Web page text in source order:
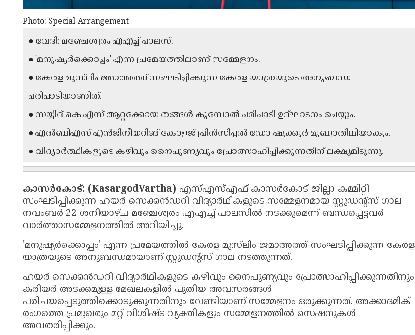
Photo: Special Arrangement
● വേദി: മഞ്ചേശ്വരം എഎച്ച് പാലസ്.
● 'മനുഷ്യർക്കൊപ്പം' എന്ന പ്രമേയത്തിലാണ് സമ്മേളനം.
● കേരള മുസ്‌ലിം ജമാഅത്ത് സംഘടിപ്പിക്കുന്ന കേരള യാത്രയുടെ അനുബന്ധ
പരിപാടിയാണിത്.
● സയ്യിദ് കെ എസ് ആറ്റക്കോയ തങ്ങൾ കുമ്പോൽ പരിപാടി ഉദ്ഘാടനം ചെയ്യും.
● എൽബിഎസ് എൻജിനീയറിങ് കോളജ് പ്രിൻസിപ്പൽ ഡോ ഷുക്കൂർ മുഖ്യാതിഥിയാകും.
● വിദ്യാർത്ഥികളുടെ കഴിവും നൈപുണ്യവും പ്രോത്സാഹിപ്പിക്കുന്നതിന് ലക്ഷ്യമിടുന്നു.
കാസർകോട്: (KasargodVartha) എസ്എസ്എഫ് കാസർകോട് ജില്ലാ കമ്മിറ്റി
സംഘടിപ്പിക്കുന്ന ഹയർ സെക്കൻഡറി വിദ്യാർഥികളുടെ സമ്മേളനമായ സ്റ്റുഡന്റ്‌സ് ഗാല
നവംബർ 22 ശനിയാഴ്ച മഞ്ചേശ്വരം എഎച്ച് പാലസിൽ നടക്കുമെന്ന് ബന്ധപ്പെട്ടവർ
വാർത്താസമ്മേളനത്തിൽ അറിയിച്ചു.
'മനുഷ്യർക്കൊപ്പം' എന്ന പ്രമേയത്തിൽ കേരള മുസ്‌ലിം ജമാഅത്ത് സംഘടിപ്പിക്കുന്ന കേരള
യാത്രയുടെ അനുബന്ധമായാണ് സ്റ്റുഡന്റ്‌സ് ഗാല നടത്തുന്നത്.
ഹയർ സെക്കൻഡറി വിദ്യാർഥികളുടെ കഴിവും നൈപുണ്യവും പ്രോത്സാഹിപ്പിക്കുന്നതിനും
കരിയർ അടക്കമുള്ള മേഖലകളിൽ പുതിയ അവസരങ്ങൾ
പരിചയപ്പെടുത്തിക്കൊടുക്കുന്നതിനും വേണ്ടിയാണ് സമ്മേളനം ഒരുക്കുന്നത്. അക്കാദമിക്
രംഗത്തെ പ്രമുഖരും മറ്റ് വിശിഷ്ട വ്യക്തികളും സമ്മേളനത്തിൽ സെഷനുകൾ
അവതരിപ്പിക്കും.